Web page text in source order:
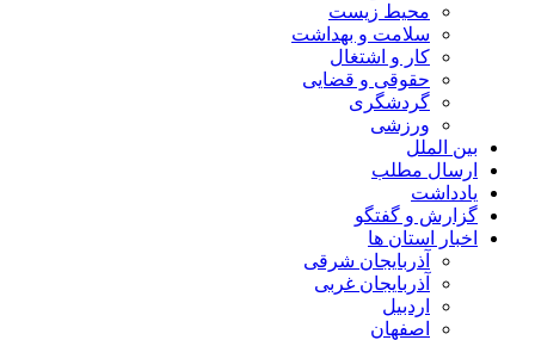
محیط زیست
سلامت و بهداشت
کار و اشتغال
حقوقی و قضایی
گردشگری
ورزشی
بین الملل
ارسال مطلب
یادداشت
گزارش و گفتگو
اخبار استان ها
آذربایجان شرقی
آذربایجان غربی
اردبیل
اصفهان